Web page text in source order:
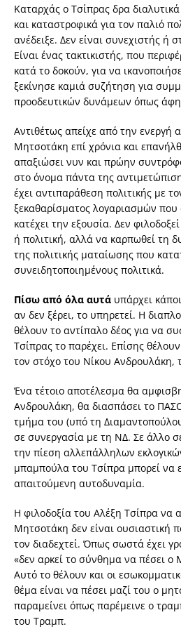
Καταρχάς ο Τσίπρας δρα
και καταστροφικά για τον παλιό
ανέδειξε. ∆εν είναι συνεχιστής ή
Είναι ένας τακτικιστής, που
κατά το δοκούν, για να
ξεκίνησε καµιά συζήτηση για
προοδευτικών δυνάµεων όπως
Αντιθέτως απείχε από την ενεργή
Μητσοτάκη επί χρόνια και
απαξιώσει νυν και πρώην
στο όνοµα πάντα της
έχει αντιπαράθεση πολιτικής µε
ξεκαθαρίσµατος λογαριασµών
κατέχει την εξουσία. ∆εν
ή πολιτική, αλλά να καρπωθεί τη
της πολιτικής µαταίωσης που
συνειδητοποιηµένους πολιτικά.
Πίσω από όλα αυτά υπάρχει
αν δεν ξέρει, το υπηρετεί. Η
θέλουν το αντίπαλο δέος για να
Τσίπρας το παρέχει. Επίσης
τον στόχο του Νίκου Ανδρουλάκη,
Ένα τέτοιο αποτέλεσµα θα
Ανδρουλάκη, θα διασπάσει το
τµήµα του (υπό τη
σε συνεργασία µε τη Ν∆. Σε άλλο
την πίεση αλλεπάλληλων
µπαµπούλα του Τσίπρα µπορεί να
απαιτούµενη αυτοδυναµία.
Η φιλοδοξία του Αλέξη Τσίπρα να
Μητσοτάκη δεν είναι ουσιαστική
τον διαδεχτεί. Όπως σωστά έχει
«δεν αρκεί το σύνθηµα να πέσει ο
Αυτό το θέλουν και οι
θέµα είναι να πέσει µαζί του ο
παραµείνει όπως παρέµεινε ο
του Τραµπ.